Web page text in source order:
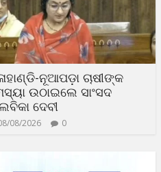
ନୂଆପଡ଼ା ଚାଷୀଙ୍କ
ଉଠାଇଲେ ସାଂସଦ
ଦେବୀ
08/2026 0